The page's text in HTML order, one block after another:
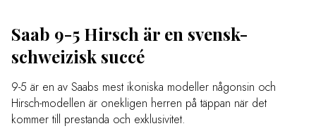
Saab 9-5 Hirsch är en svensk-
schweizisk succé
9-5 är en av Saabs mest ikoniska modeller någonsin och
Hirsch-modellen är onekligen herren på täppan när det
kommer till prestanda och exklusivitet.